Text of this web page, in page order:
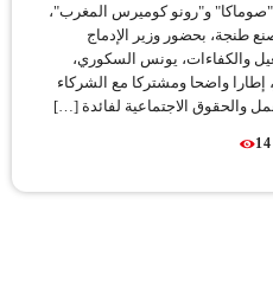
"صوماكا" و"رونو كوميرس المغرب"،
طنجة، بحضور وزير الإدماج
والكفاءات، يونس السكوري،
إطارا واضحا ومشتركا مع الشركاء
والحقوق الاجتماعية لفائدة […]
14